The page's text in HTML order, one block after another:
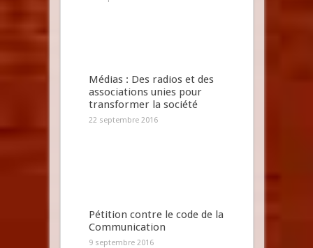
Médias : Des radios et des
associations unies pour
transformer la société
22 septembre 2016
Pétition contre le code de la
Communication
9 septembre 2016